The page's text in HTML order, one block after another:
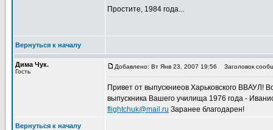
Простите, 1984 года...
Вернуться к началу
Дима Чук.
Гость
Добавлено: Вт Янв 23, 2007 19:56 Заголовок
Привет от выпускниеов Харьковского ВВАУЛ!
выпускника Вашего училища 1976 года -
flightchuk@mail.ru Заранее благодарен!
Вернуться к началу